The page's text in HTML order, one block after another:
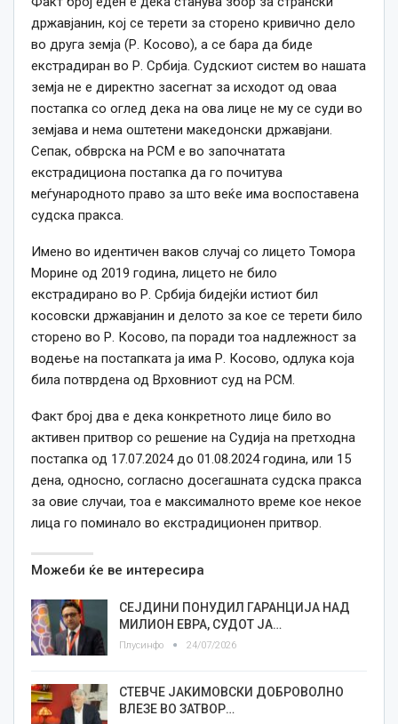
државјанин, кој се терети за сторено кривично дело
во друга земја (Р. Косово), а се бара да биде
екстрадиран во Р. Србија. Судскиот систем во нашата
земја не е директно засегнат за исходот од оваа
постапка со оглед дека на ова лице не му се суди во
земјава и нема оштетени македонски државјани.
Сепак, обврска на РСМ е во започнатата
екстрадициона постапка да го почитува
меѓународното право за што веќе има воспоставена
судска пракса.
Имено во идентичен ваков случај со лицето Томора
Морине од 2019 година, лицето не било
екстрадирано во Р. Србија бидејќи истиот бил
косовски државјанин и делото за кое се терети било
сторено во Р. Косово, па поради тоа надлежност за
водење на постапката ја има Р. Косово, одлука која
била потврдена од Врховниот суд на РСМ.
Факт број два е дека конкретното лице било во
активен притвор со решение на Судија на претходна
постапка од 17.07.2024 до 01.08.2024 година, или 15
дена, односно, согласно досегашната судска пракса
за овие случаи, тоа е максималното време кое некое
лица го поминало во екстрадиционен притвор.
Можеби ќе ве интересира
СЕЈДИНИ ПОНУДИЛ ГАРАНЦИЈА НАД
МИЛИОН ЕВРА, СУДОТ ЈА…
Плусинфо 24/07/2026
СТЕВЧЕ ЈАКИМОВСКИ ДОБРОВОЛНО
ВЛЕЗЕ ВО ЗАТВОР…